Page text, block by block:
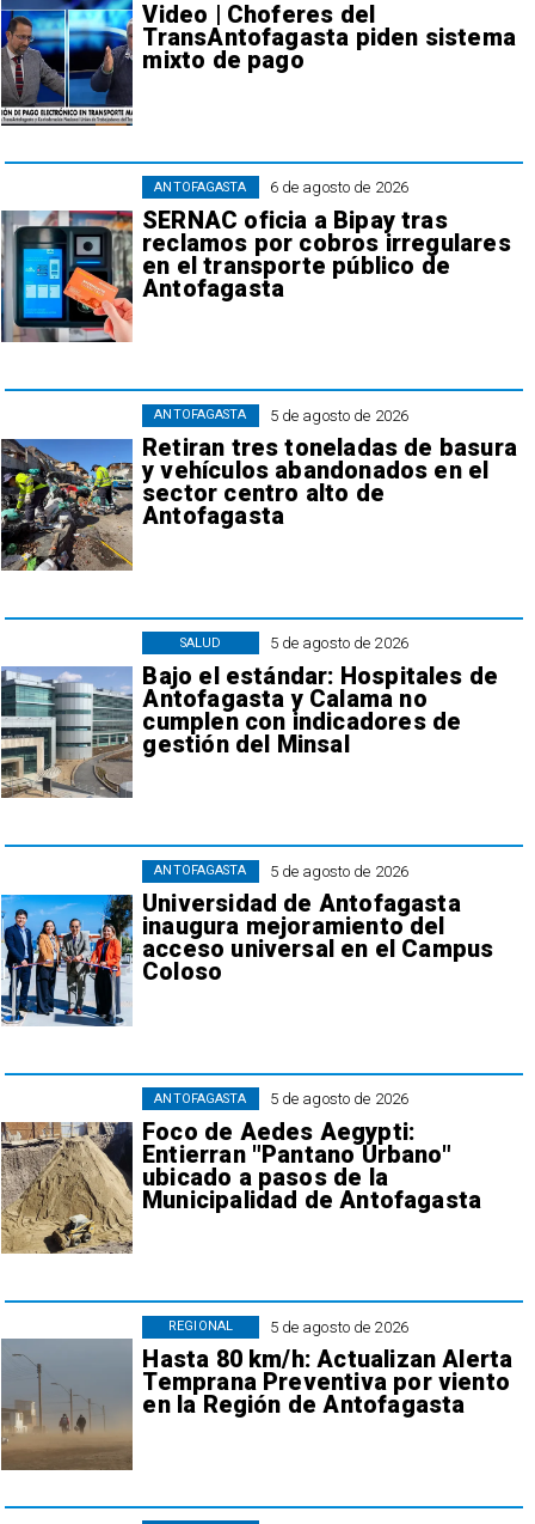
Video | Choferes del
TransAntofagasta piden sistema
mixto de pago
6 de agosto de 2026
SERNAC oficia a Bipay tras
reclamos por cobros irregulares
en el transporte público de
Antofagasta
ANTOFAGASTA
5 de agosto de 2026
Retiran tres toneladas de basura
y vehículos abandonados en el
sector centro alto de
Antofagasta
ANTOFAGASTA
5 de agosto de 2026
Bajo el estándar: Hospitales de
Antofagasta y Calama no
cumplen con indicadores de
gestión del Minsal
SALUD
5 de agosto de 2026
Universidad de Antofagasta
inaugura mejoramiento del
acceso universal en el Campus
Coloso
ANTOFAGASTA
5 de agosto de 2026
Foco de Aedes Aegypti:
Entierran "Pantano Urbano"
ubicado a pasos de la
Municipalidad de Antofagasta
ANTOFAGASTA
5 de agosto de 2026
Hasta 80 km/h: Actualizan Alerta
Temprana Preventiva por viento
en la Región de Antofagasta
REGIONAL